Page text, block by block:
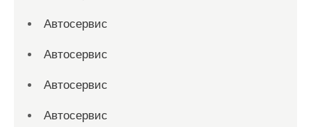
Автосервис
Автосервис
Автосервис
Автосервис